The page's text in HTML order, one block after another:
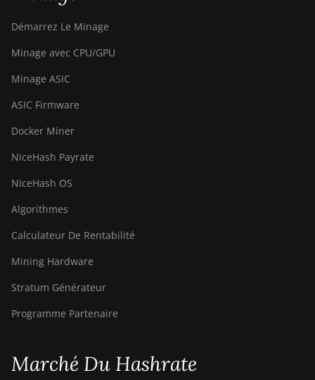
Démarrez Le Minage
Minage avec CPU/GPU
Minage ASIC
ASIC Firmware
Docker Miner
NiceHash Payrate
NiceHash OS
Algorithmes
Calculateur De Rentabilité
Mining Hardware
Stratum Générateur
Programme Partenaire
Marché Du Hashrate